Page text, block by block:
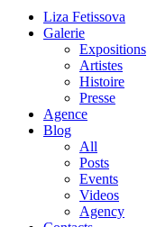
Liza Fetissova
Galerie
Expositions
Artistes
Histoire
Presse
Agence
Blog
All
Posts
Events
Videos
Agency